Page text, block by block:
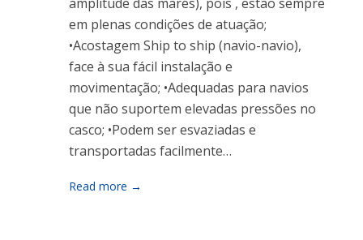
em plenas condições de atuação;
•Acostagem Ship to ship (navio-navio),
face à sua fácil instalação e
movimentação; •Adequadas para navios
que não suportem elevadas pressões no
casco; •Podem ser esvaziadas e
transportadas facilmente…
Read more →